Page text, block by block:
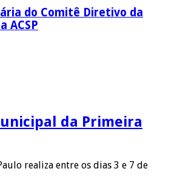
do Comitê Diretivo da
ACSP
da Primeira
realiza entre os dias 3 e 7 de